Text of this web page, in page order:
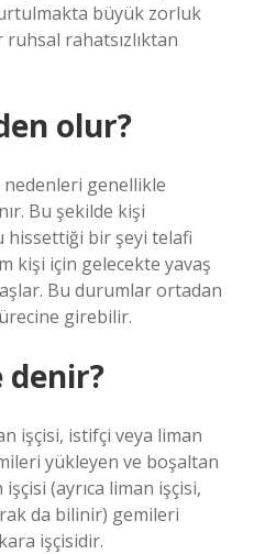
büyük zorluk
rahatsızlıktan
olur?
genellikle
Bu şekilde kişi
hissettiği bir şeyi telafi
kişi için gelecekte yavaş
Bu durumlar ortadan
girebilir.
işçisi, istifçi veya liman
yükleyen ve boşaltan
(ayrıca liman işçisi,
da bilinir) gemileri
işçisidir.